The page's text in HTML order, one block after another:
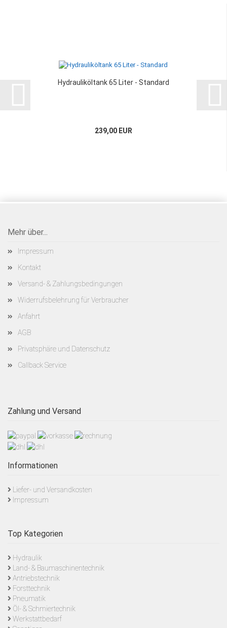
Hydrauliköltank 65 Liter - Standard
239,00 EUR
Mehr über...
Impressum
Kontakt
Versand- & Zahlungsbedingungen
Widerrufsbelehrung für Verbraucher
Anfahrt
AGB
Privatsphäre und Datenschutz
Callback Service
Zahlung und Versand
Informationen
Liefer- und Versandkosten
Impressum
Top Kategorien
Hydraulik
Land- & Baumaschinentechnik
Antriebstechnik
Forsttechnik
Pneumatik
Öl- & Schmiertechnik
Werkstattbedarf